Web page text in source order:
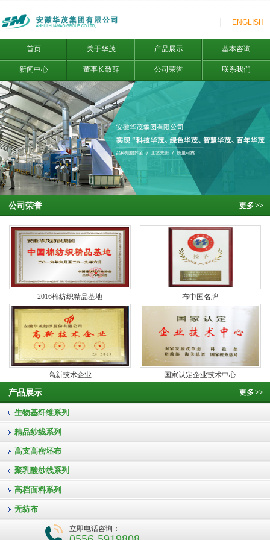
ENGLISH
首页 关于华茂 产品展示 基本咨询
新闻中心 董事长致辞 公司荣誉 联系我们
更多>>
公司荣誉
2016棉纺织精品基地 布中国名牌
高新技术企业 国家认定企业技术中心
更多>>
产品展示
生物基纤维系列
精品纱线系列
高支高密坯布
聚乳酸纱线系列
高档面料系列
无纺布
立即电话咨询：